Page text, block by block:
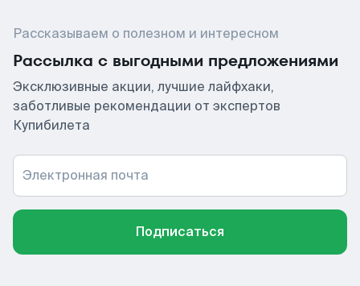
Рассказываем о полезном и интересном
Рассылка с выгодными предложениями
Эксклюзивные акции, лучшие лайфхаки,
заботливые рекомендации от экспертов
Купибилета
Электронная почта
Подписаться